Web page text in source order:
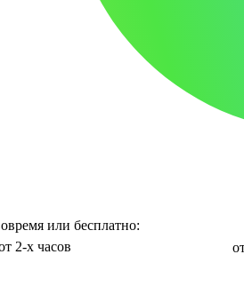
или бесплатно:
2-х часов